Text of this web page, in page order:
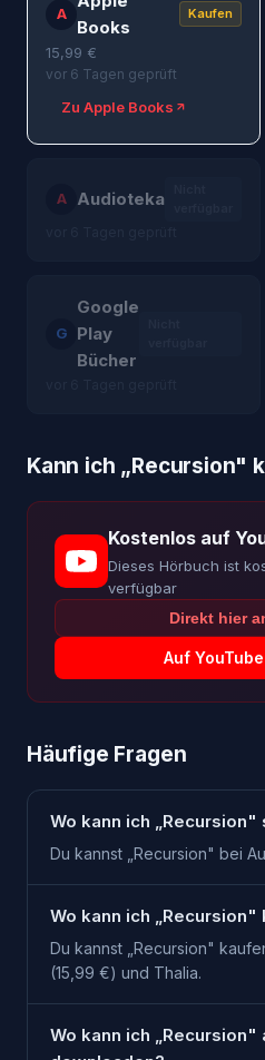
A
Books
Kaufen
15,99 €
vor 6 Tagen geprüft
Zu Apple Books
A Audioteka
G
Google
Play
Bücher
Kann ich „Recursion"
Kostenlos auf
Dieses Hörbuch ist
verfügbar
Direkt hier
Auf
Häufige Fragen
Wo kann ich „Recursion"
Du kannst „Recursion" bei
Wo kann ich „Recursion"
Du kannst „Recursion"
(15,99 €) und Thalia.
Wo kann ich „Recursion"